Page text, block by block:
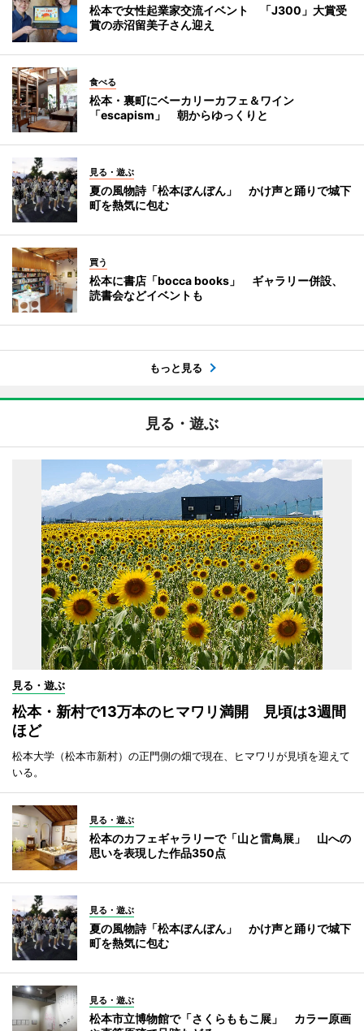
松本で女性起業家交流イベント 「J300」大賞受
賞の赤沼留美子さん迎え
食べる
松本・裏町にベーカリーカフェ＆ワイン
「escapism」 朝からゆっくりと
見る・遊ぶ
夏の風物詩「松本ぼんぼん」 かけ声と踊りで城下
町を熱気に包む
買う
松本に書店「bocca books」 ギャラリー併設、
読書会などイベントも
もっと見る
見る・遊ぶ
見る・遊ぶ
松本・新村で13万本のヒマワリ満開 見頃は3週間
ほど
松本大学（松本市新村）の正門側の畑で現在、ヒマワリが見頃を迎えて
いる。
見る・遊ぶ
松本のカフェギャラリーで「山と雷鳥展」 山への
思いを表現した作品350点
見る・遊ぶ
夏の風物詩「松本ぼんぼん」 かけ声と踊りで城下
町を熱気に包む
見る・遊ぶ
松本市立博物館で「さくらももこ展」 カラー原画